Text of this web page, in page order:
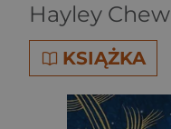
Hayley
KSIĄŻKA